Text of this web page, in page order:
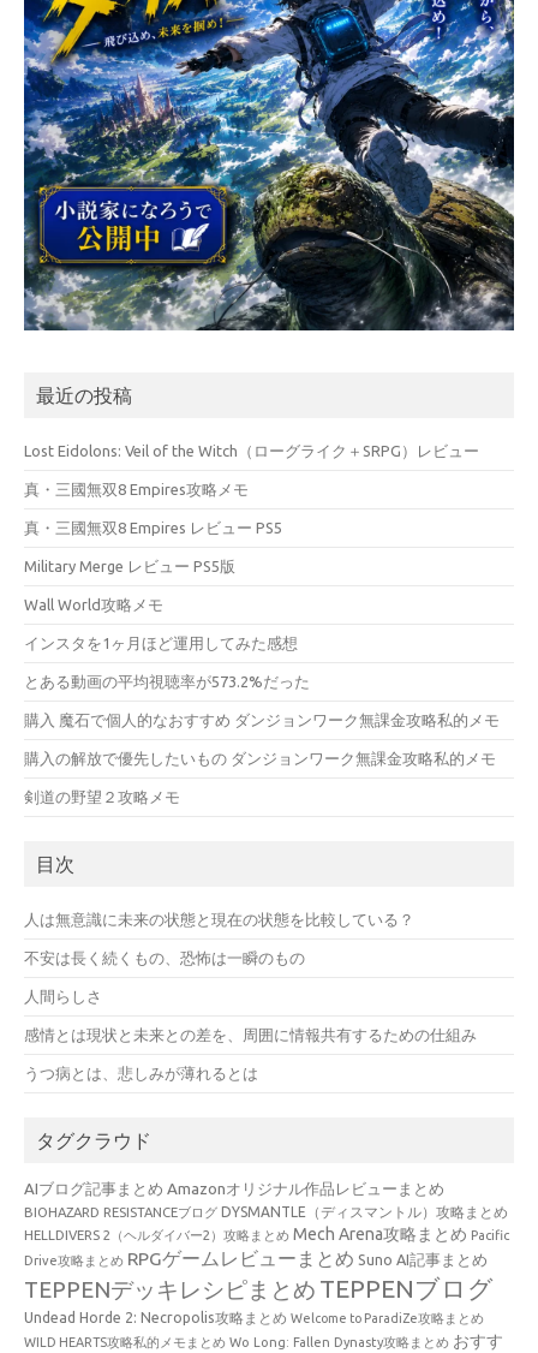
最近の投稿
Lost Eidolons: Veil of the Witch（ローグライク＋SRPG）レビュー
真・三國無双8 Empires攻略メモ
真・三國無双8 Empires レビュー PS5
Military Merge レビュー PS5版
Wall World攻略メモ
インスタを1ヶ月ほど運用してみた感想
とある動画の平均視聴率が573.2%だった
購入 魔石で個人的なおすすめ ダンジョンワーク無課金攻略私的メモ
購入の解放で優先したいもの ダンジョンワーク無課金攻略私的メモ
剣道の野望２攻略メモ
目次
人は無意識に未来の状態と現在の状態を比較している？
不安は長く続くもの、恐怖は一瞬のもの
人間らしさ
感情とは現状と未来との差を、周囲に情報共有するための仕組み
うつ病とは、悲しみが薄れるとは
タグクラウド
AIブログ記事まとめ Amazonオリジナル作品レビューまとめ
BIOHAZARD RESISTANCEブログ DYSMANTLE（ディスマントル）攻略まとめ
HELLDIVERS 2（ヘルダイバー2）攻略まとめ Mech Arena攻略まとめ Pacific
Drive攻略まとめ RPGゲームレビューまとめ Suno AI記事まとめ
TEPPENデッキレシピまとめ TEPPENブログ
Undead Horde 2: Necropolis攻略まとめ Welcome to ParadiZe攻略まとめ
WILD HEARTS攻略私的メモまとめ Wo Long: Fallen Dynasty攻略まとめ おすす